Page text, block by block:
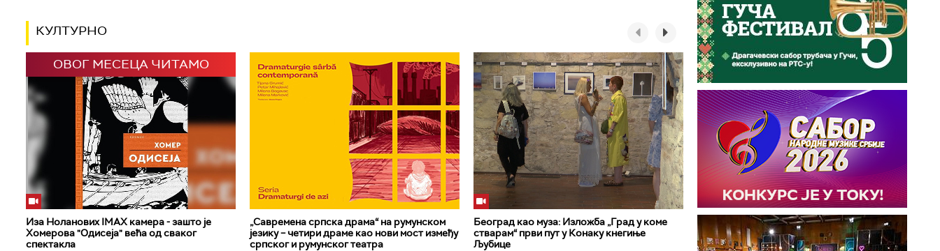
КУЛТУРНО
ОВОГ МЕСЕЦА ЧИТАМО
Иза Ноланових IMAX камера - зашто је
Хомерова "Одисеја" већа од сваког
спектакла
„Савремена српска драма“ на румунском
језику – четири драме као нови мост између
српског и румунског театра
Београд као муза: Изложба „Град у коме
стварам“ први пут у Конаку кнегиње
Љубице